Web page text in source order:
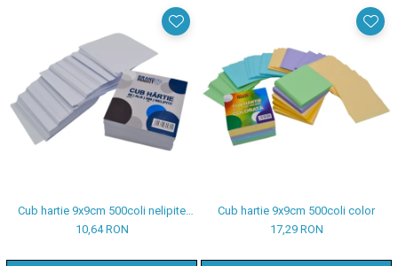
Cub hartie 9x9cm 500coli nelipite
albe
10,64 RON
Cub hartie 9x9cm 500coli color
17,29 RON